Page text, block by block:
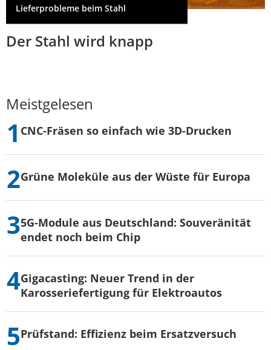
Lieferprobleme beim Stahl
Der Stahl wird knapp
Meistgelesen
CNC-Fräsen so einfach wie 3D-Drucken
Grüne Moleküle aus der Wüste für Europa
5G-Module aus Deutschland: Souveränität
endet noch beim Chip
Gigacasting: Neuer Trend in der
Karosseriefertigung für Elektroautos
Prüfstand: Effizienz beim Ersatzversuch